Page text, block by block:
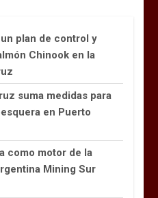
plan de control y
Chinook en la
suma medidas para
en Puerto
como motor de la
Mining Sur